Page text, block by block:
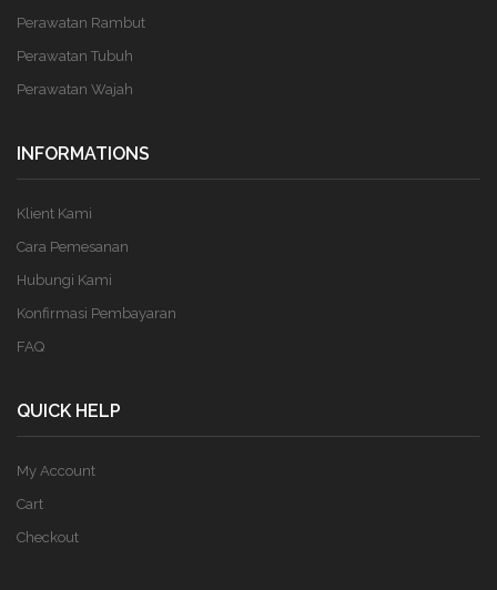
Perawatan Rambut
Perawatan Tubuh
Perawatan Wajah
INFORMATIONS
Klient Kami
Cara Pemesanan
Hubungi Kami
Konfirmasi Pembayaran
FAQ
QUICK HELP
My Account
Cart
Checkout